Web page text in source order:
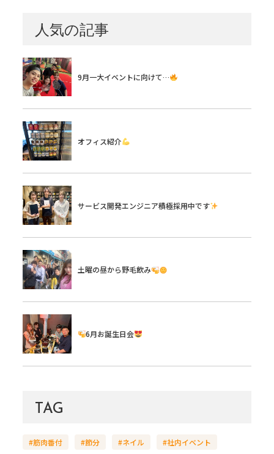
人気の記事
9月一大イベントに向けて…
オフィス紹介
サービス開発エンジニア積極採用中です
土曜の昼から野毛飲み
6月お誕生日会
TAG
#筋肉番付 #節分 #ネイル
#社内イベント